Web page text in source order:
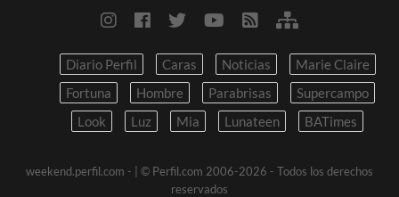
Diario Perfil Caras Noticias
Marie Claire
Fortuna
Hombre Parabrisas
Supercampo
Look
Luz Mia Lunateen BATimes
weekend.perfil.com -
| © Perfil.com 2006-2026 - Todos los derechos
reservados